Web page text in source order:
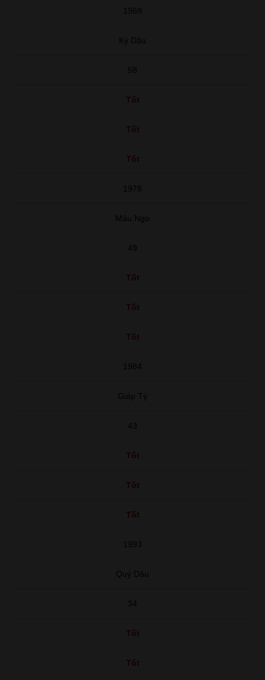
1969
Kỷ Dậu
58
Tốt
Tốt
Tốt
1978
Mậu Ngọ
49
Tốt
Tốt
Tốt
1984
Giáp Tý
43
Tốt
Tốt
Tốt
1993
Quý Dậu
34
Tốt
Tốt